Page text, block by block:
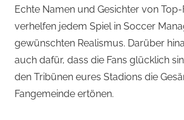
Echte Namen und Gesichter von
verhelfen jedem Spiel in Soccer
gewünschten Realismus. Darüber
auch dafür, dass die Fans glücklich
den Tribünen eures Stadions die
Fangemeinde ertönen.